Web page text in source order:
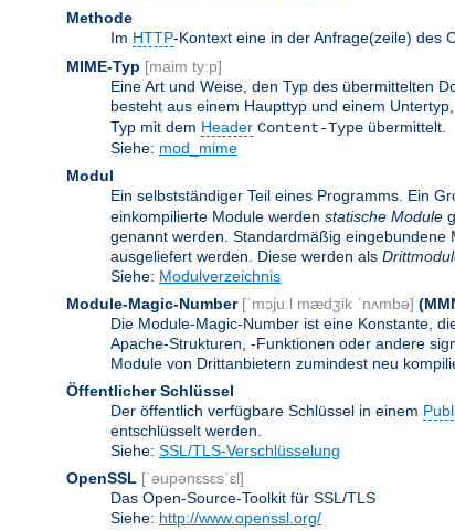
Methode
Im HTTP-Kontext eine in der Anfrage(zeile) des
MIME-Typ [maim tyːp]
Eine Art und Weise, den Typ des übermittelten
besteht aus einem Haupttyp und einem
Typ mit dem Header Content-Type übermittelt.
Siehe: mod_mime
Modul
Ein selbstständiger Teil eines Programms. Ein
einkompilierte Module werden statische Module
genannt werden. Standardmäßig eingebundene
ausgeliefert werden. Diese werden als
Siehe: Modulverzeichnis
Module-Magic-Number [ˈmɔjuːl mædʒik ˈnʌmbə] (
Die Module-Magic-Number ist eine Konstante,
Apache-Strukturen, -Funktionen oder andere
Module von Drittanbietern zumindest neu
Öffentlicher Schlüssel
Der öffentlich verfügbare Schlüssel in einem
entschlüsselt werden.
Siehe: SSL/TLS-Verschlüsselung
OpenSSL [ˈəupənɛsɛsˈɛl]
Das Open-Source-Toolkit für SSL/TLS
Siehe: http://www.openssl.org/